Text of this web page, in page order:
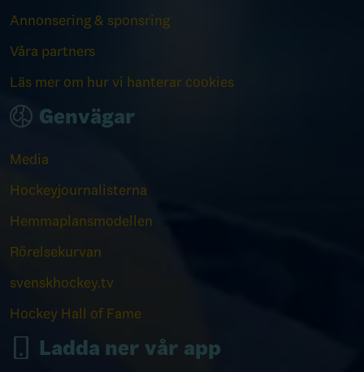
Annonsering & sponsring
Våra partners
Läs mer om hur vi hanterar cookies
Genvägar
Media
Hockeyjournalisterna
Hemmaplansmodellen
Rörelsekurvan
svenskhockey.tv
Hockey Hall of Fame
Ladda ner vår app